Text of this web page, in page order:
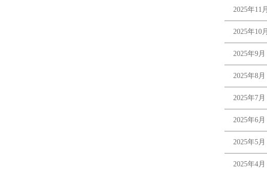
2025年11月
2025年10月
2025年9月
2025年8月
2025年7月
2025年6月
2025年5月
2025年4月